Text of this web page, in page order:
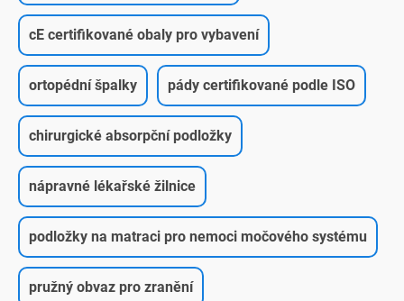
cE certifikované obaly pro vybavení
ortopédní špalky pády certifikované podle ISO
chirurgické absorpční podložky
nápravné lékařské žilnice
podložky na matraci pro nemoci močového systému
pružný obvaz pro zranění